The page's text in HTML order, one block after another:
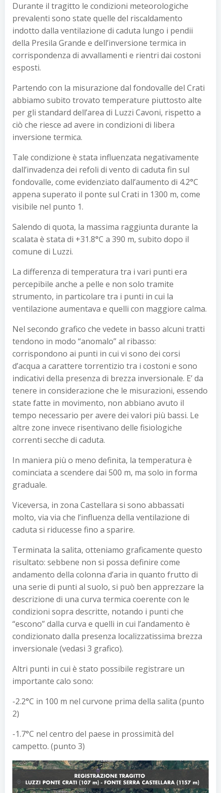
Durante il tragitto le condizioni meteorologiche
prevalenti sono state quelle del riscaldamento
indotto dalla ventilazione di caduta lungo i pendii
della Presila Grande e dell’inversione termica in
corrispondenza di avvallamenti e rientri dai costoni
esposti.
Partendo con la misurazione dal fondovalle del Crati
abbiamo subito trovato temperature piuttosto alte
per gli standard dell’area di Luzzi Cavoni, rispetto a
ciò che riesce ad avere in condizioni di libera
inversione termica.
Tale condizione è stata influenzata negativamente
dall’invadenza dei refoli di vento di caduta fin sul
fondovalle, come evidenziato dall’aumento di 4.2°C
appena superato il ponte sul Crati in 1300 m, come
visibile nel punto 1.
Salendo di quota, la massima raggiunta durante la
scalata è stata di +31.8°C a 390 m, subito dopo il
comune di Luzzi.
La differenza di temperatura tra i vari punti era
percepibile anche a pelle e non solo tramite
strumento, in particolare tra i punti in cui la
ventilazione aumentava e quelli con maggiore calma.
Nel secondo grafico che vedete in basso alcuni tratti
tendono in modo “anomalo” al ribasso:
corrispondono ai punti in cui vi sono dei corsi
d’acqua a carattere torrentizio tra i costoni e sono
indicativi della presenza di brezza inversionale. E’ da
tenere in considerazione che le misurazioni, essendo
state fatte in movimento, non abbiano avuto il
tempo necessario per avere dei valori più bassi. Le
altre zone invece risentivano delle fisiologiche
correnti secche di caduta.
In maniera più o meno definita, la temperatura è
cominciata a scendere dai 500 m, ma solo in forma
graduale.
Viceversa, in zona Castellara si sono abbassati
molto, via via che l’influenza della ventilazione di
caduta si riducesse fino a sparire.
Terminata la salita, otteniamo graficamente questo
risultato: sebbene non si possa definire come
andamento della colonna d’aria in quanto frutto di
una serie di punti al suolo, si può ben apprezzare la
descrizione di una curva termica coerente con le
condizioni sopra descritte, notando i punti che
“escono” dalla curva e quelli in cui l’andamento è
condizionato dalla presenza localizzatissima brezza
inversionale (vedasi 3 grafico).
Altri punti in cui è stato possibile registrare un
importante calo sono:
-2.2°C in 100 m nel curvone prima della salita (punto
2)
-1.7°C nel centro del paese in prossimità del
campetto. (punto 3)